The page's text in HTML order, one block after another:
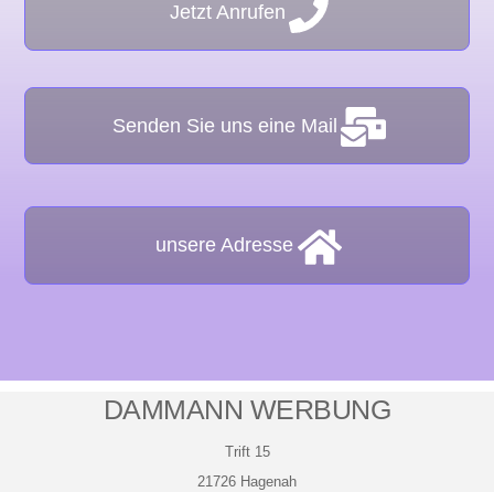
Jetzt Anrufen
Senden Sie uns eine Mail
unsere Adresse
DAMMANN WERBUNG
Trift 15
21726 Hagenah